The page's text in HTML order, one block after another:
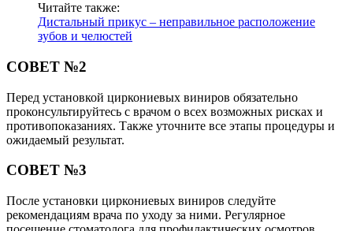
Читайте также:
Дистальный прикус – неправильное расположение
зубов и челюстей
СОВЕТ №2
Перед установкой циркониевых виниров обязательно
проконсультируйтесь с врачом о всех возможных рисках и
противопоказаниях. Также уточните все этапы процедуры и
ожидаемый результат.
СОВЕТ №3
После установки циркониевых виниров следуйте
рекомендациям врача по уходу за ними. Регулярное